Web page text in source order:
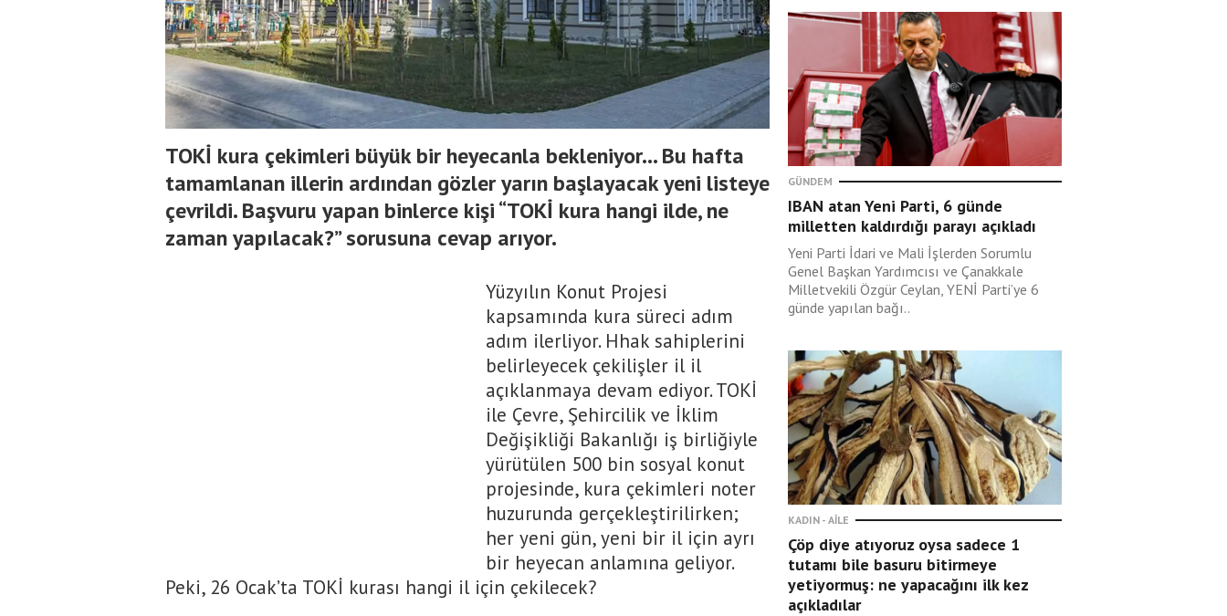
TOKİ kura çekimleri büyük bir heyecanla bekleniyor... Bu hafta
tamamlanan illerin ardından gözler yarın başlayacak yeni listeye
çevrildi. Başvuru yapan binlerce kişi “TOKİ kura hangi ilde, ne
zaman yapılacak?” sorusuna cevap arıyor.
Yüzyılın Konut Projesi
kapsamında kura süreci adım
adım ilerliyor. Hhak sahiplerini
belirleyecek çekilişler il il
açıklanmaya devam ediyor. TOKİ
ile Çevre, Şehircilik ve İklim
Değişikliği Bakanlığı iş birliğiyle
yürütülen 500 bin sosyal konut
projesinde, kura çekimleri noter
huzurunda gerçekleştirilirken;
her yeni gün, yeni bir il için ayrı
bir heyecan anlamına geliyor.
Peki, 26 Ocak’ta TOKİ kurası hangi il için çekilecek?
GÜNDEM
IBAN atan Yeni Parti, 6 günde
milletten kaldırdığı parayı açıkladı
Yeni Parti İdari ve Mali İşlerden Sorumlu
Genel Başkan Yardımcısı ve Çanakkale
Milletvekili Özgür Ceylan, YENİ Parti’ye 6
günde yapılan bağı..
KADIN - AILE
Çöp diye atıyoruz oysa sadece 1
tutamı bile basuru bitirmeye
yetiyormuş: ne yapacağını ilk kez
açıkladılar